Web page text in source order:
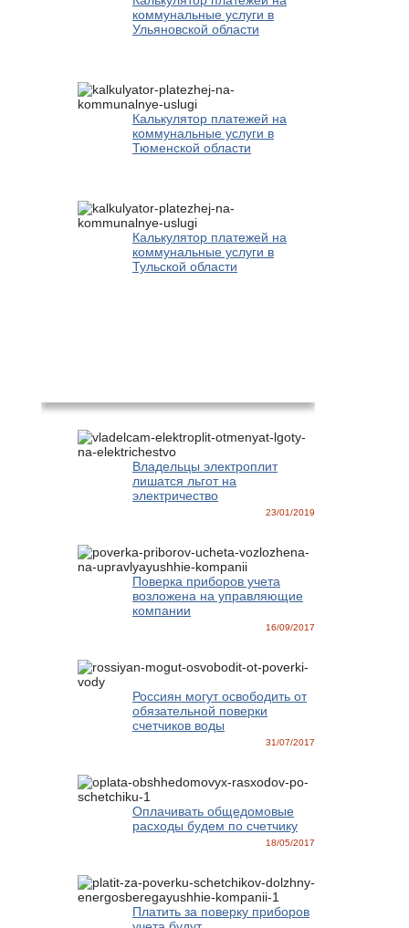
коммунальные услуги в
Ульяновской области
Калькулятор платежей на
коммунальные услуги в
Тюменской области
Калькулятор платежей на
коммунальные услуги в
Тульской области
Владельцы электроплит
лишатся льгот на
электричество
23/01/2019
Поверка приборов учета
возложена на управляющие
компании
16/09/2017
Россиян могут освободить от
обязательной поверки
счетчиков воды
31/07/2017
Оплачивать общедомовые
расходы будем по счетчику
18/05/2017
Платить за поверку приборов